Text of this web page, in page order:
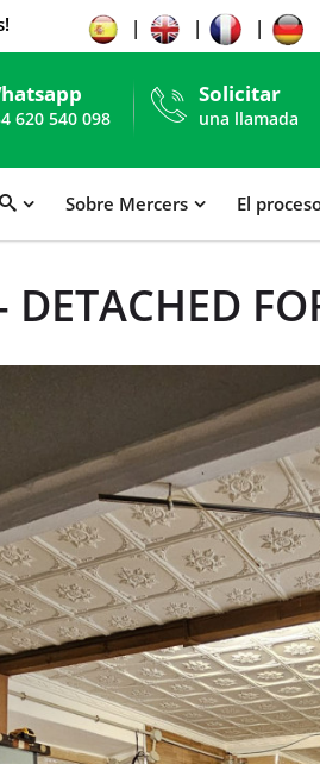
620 540 098
Solicitar
una llamada
Sobre Mercers El